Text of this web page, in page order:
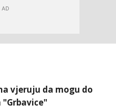
vjeruju da mogu do